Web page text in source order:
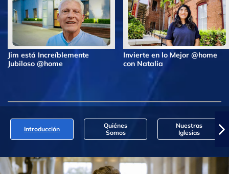
Jim está Increíblemente
Jubiloso @home
Invierte en lo Mejor @home
con Natalia
Introducción
Quiénes
Somos
Nuestras
Iglesias